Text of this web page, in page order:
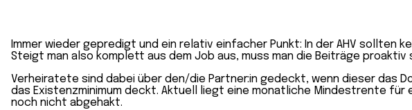
Immer wieder gepredigt und ein relativ einfacher Punkt: In der AHV sollten
Steigt man also komplett aus dem Job aus, muss man die Beiträge proaktiv
Verheiratete sind dabei über den/die Partner:in gedeckt, wenn dieser das
das Existenzminimum deckt. Aktuell liegt eine monatliche Mindestrente für
noch nicht abgehakt.